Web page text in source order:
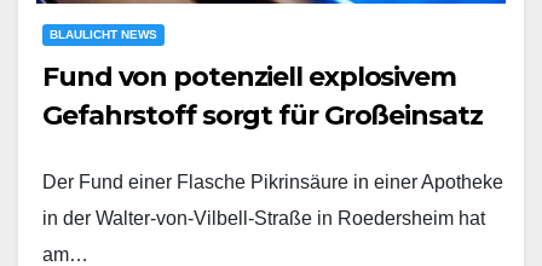
BLAULICHT NEWS
Fund von potenziell explosivem
Gefahrstoff sorgt für Großeinsatz
Der Fund einer Flasche Pikrinsäure in einer Apotheke
in der Walter-von-Vilbell-Straße in Roedersheim hat
am…